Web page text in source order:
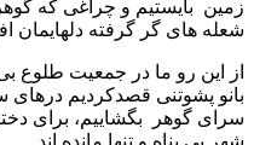
زمین بایستیم و چراغی که
شعله های گر گرفته دلهایمان
از این رو ما در جمعیت طلوع
بانو پشوتنی قصدکردیم درهای
سرای گوهر بگشاییم، برای